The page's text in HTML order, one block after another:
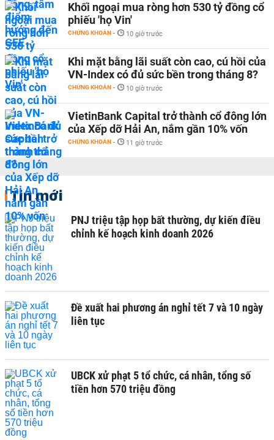
Khối ngoại mua ròng hơn 530 tỷ đồng cổ
phiếu 'họ Vin'
CHỨNG KHOÁN - 10 giờ trước
Khi mặt bằng lãi suất còn cao, cú hồi của
VN-Index có đủ sức bền trong tháng 8?
CHỨNG KHOÁN - 10 giờ trước
VietinBank Capital trở thành cổ đông lớn
của Xếp dỡ Hải An, nắm gần 10% vốn
CHỨNG KHOÁN - 11 giờ trước
Tin mới
PNJ triệu tập họp bất thường, dự kiến điều
chỉnh kế hoạch kinh doanh 2026
Đề xuất hai phương án nghỉ tết 7 và 10 ngày
liên tục
UBCK xử phạt 5 tổ chức, cá nhân, tổng số
tiền hơn 570 triệu đồng